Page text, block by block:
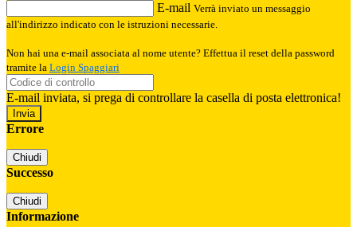
E-mail Verrà inviato un messaggio
all'indirizzo indicato con le istruzioni necessarie.
Non hai una e-mail associata al nome utente? Effettua il reset della password
tramite la Login Spaggiari
E-mail inviata, si prega di controllare la casella di posta elettronica!
Errore
Chiudi
Successo
Chiudi
Informazione